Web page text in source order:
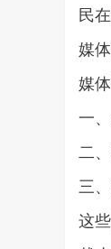
民
媒
媒
一
二
三
这